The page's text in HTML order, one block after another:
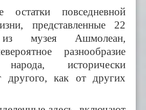
остатки повседневной
представленные 22
из музея Ашмолеан,
разнообразие
народа, исторически
другого, как от других